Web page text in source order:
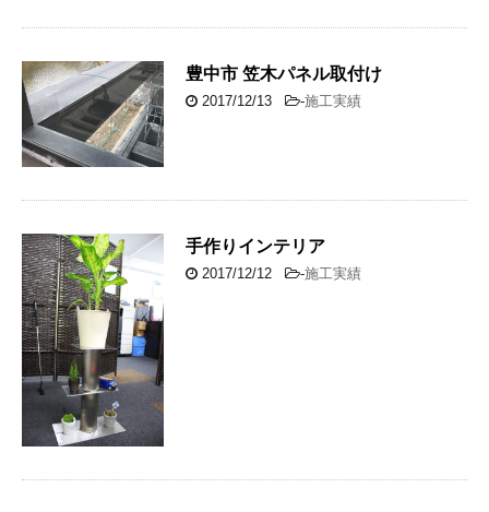
豊中市 笠木パネル取付け
2017/12/13 -施工実績
手作りインテリア
2017/12/12 -施工実績